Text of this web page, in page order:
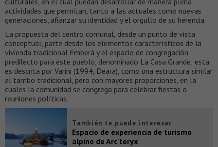
actividades que permitan, tanto a las actuales como nuevas
generaciones, afianzar su identidad y el orgullo de su herencia.
La propuesta del centro comunal, desde un punto de vista
conceptual, parte desde los elementos característicos de la
vivienda tradicional Emberá y el espacio de congregación
predilecto para este pueblo, denominado La Casa Grande; esta
es descrita por Varini (1994, Deara), como una estructura similar
al tambo tradicional, pero con mayores proporciones, en la
cuales la comunidad se congrega para celebrar fiestas o
reuniones políticas.
También te puede interesar
Espacio de experiencia de turismo
alpino de Arc'teryx